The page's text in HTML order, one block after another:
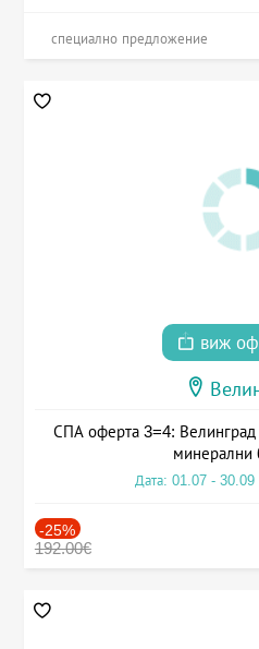
специално предложение
виж
СПА оферта 3=4:
минерални
Дата: 01.07 - 30.09
-25%
192.00€